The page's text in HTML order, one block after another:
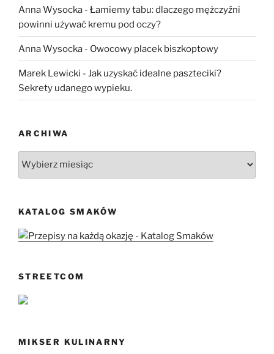
Anna Wysocka - Łamiemy tabu: dlaczego mężczyźni
powinni używać kremu pod oczy?
Anna Wysocka - Owocowy placek biszkoptowy
Marek Lewicki - Jak uzyskać idealne paszteciki?
Sekrety udanego wypieku.
ARCHIWA
KATALOG SMAKÓW
STREETCOM
MIKSER KULINARNY